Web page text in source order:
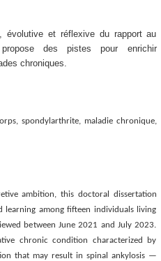
évolutive et réflexive du rapport au
des pistes pour enrichir
chroniques.
spondylarthrite, maladie chronique,
ambition, this doctoral dissertation
learning among fifteen individuals living
between June 2021 and July 2023.
chronic condition characterized by
that may result in spinal ankylosis —